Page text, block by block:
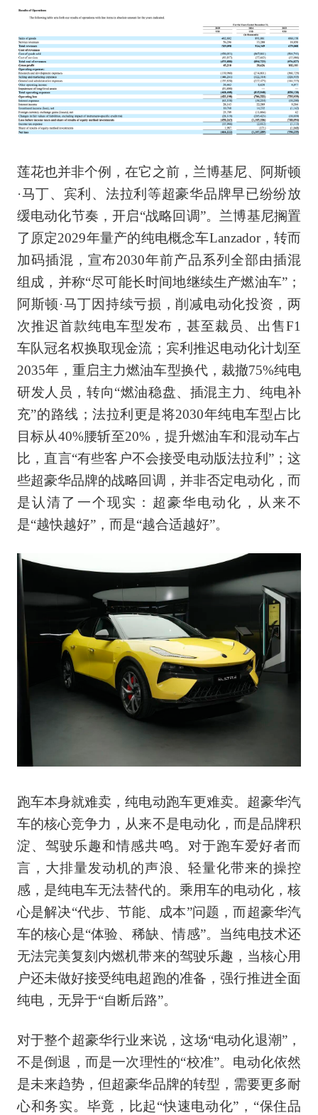
莲花也并非个例，在它之前，兰博基尼、阿斯顿
·马丁、宾利、法拉利等超豪华品牌早已纷纷放
缓电动化节奏，开启“战略回调”。兰博基尼搁置
了原定2029年量产的纯电概念车Lanzador，转而
加码插混，宣布2030年前产品系列全部由插混
组成，并称“尽可能长时间地继续生产燃油车”；
阿斯顿·马丁因持续亏损，削减电动化投资，两
次推迟首款纯电车型发布，甚至裁员、出售F1
车队冠名权换取现金流；宾利推迟电动化计划至
2035年，重启主力燃油车型换代，裁撤75%纯电
研发人员，转向“燃油稳盘、插混主力、纯电补
充”的路线；法拉利更是将2030年纯电车型占比
目标从40%腰斩至20%，提升燃油车和混动车占
比，直言“有些客户不会接受电动版法拉利”；这
些超豪华品牌的战略回调，并非否定电动化，而
是认清了一个现实：超豪华电动化，从来不
是“越快越好”，而是“越合适越好”。
跑车本身就难卖，纯电动跑车更难卖。超豪华汽
车的核心竞争力，从来不是电动化，而是品牌积
淀、驾驶乐趣和情感共鸣。对于跑车爱好者而
言，大排量发动机的声浪、轻量化带来的操控
感，是纯电车无法替代的。乘用车的电动化，核
心是解决“代步、节能、成本”问题，而超豪华汽
车的核心是“体验、稀缺、情感”。当纯电技术还
无法完美复刻内燃机带来的驾驶乐趣，当核心用
户还未做好接受纯电超跑的准备，强行推进全面
纯电，无异于“自断后路”。
对于整个超豪华行业来说，这场“电动化退潮”，
不是倒退，而是一次理性的“校准”。电动化依然
是未来趋势，但超豪华品牌的转型，需要更多耐
心和务实。毕竟，比起“快速电动化”，“保住品